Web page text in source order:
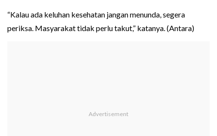
“Kalau ada keluhan kesehatan jangan menunda, segera
periksa. Masyarakat tidak perlu takut,” katanya. (Antara)